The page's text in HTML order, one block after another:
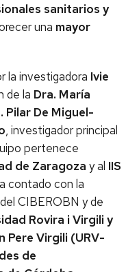
sanitarios y
una mayor
la investigadora Ivie
de la Dra. María
Pilar De Miguel-
, investigador principal
pertenece
de Zaragoza y al IIS
contado con la
CIBEROBN y de
Rovira i Virgili y
Pere Virgili (URV-
de